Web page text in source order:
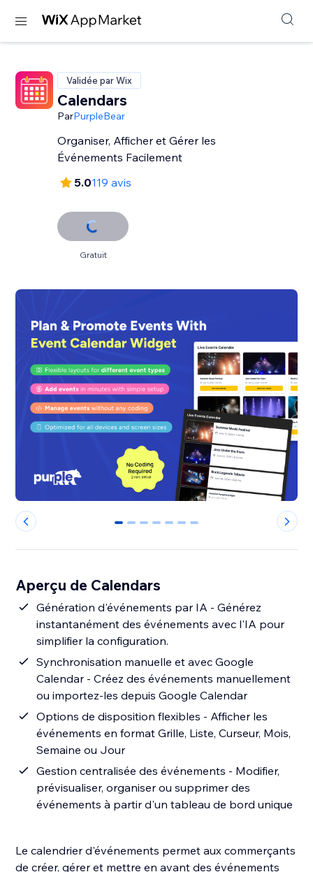
Validée par Wix
Calendars
ParPurpleBear
Organiser, Afficher et Gérer les
Événements Facilement
5.0119 avis
Gratuit
0 1 2 3 4 5 6
Aperçu de Calendars
Génération d'événements par IA - Générez
instantanément des événements avec l'IA pour
simplifier la configuration.
Synchronisation manuelle et avec Google
Calendar - Créez des événements manuellement
ou importez-les depuis Google Calendar
Options de disposition flexibles - Afficher les
événements en format Grille, Liste, Curseur, Mois,
Semaine ou Jour
Gestion centralisée des événements - Modifier,
prévisualiser, organiser ou supprimer des
événements à partir d'un tableau de bord unique
Le calendrier d'événements permet aux commerçants
de créer, gérer et mettre en avant des événements